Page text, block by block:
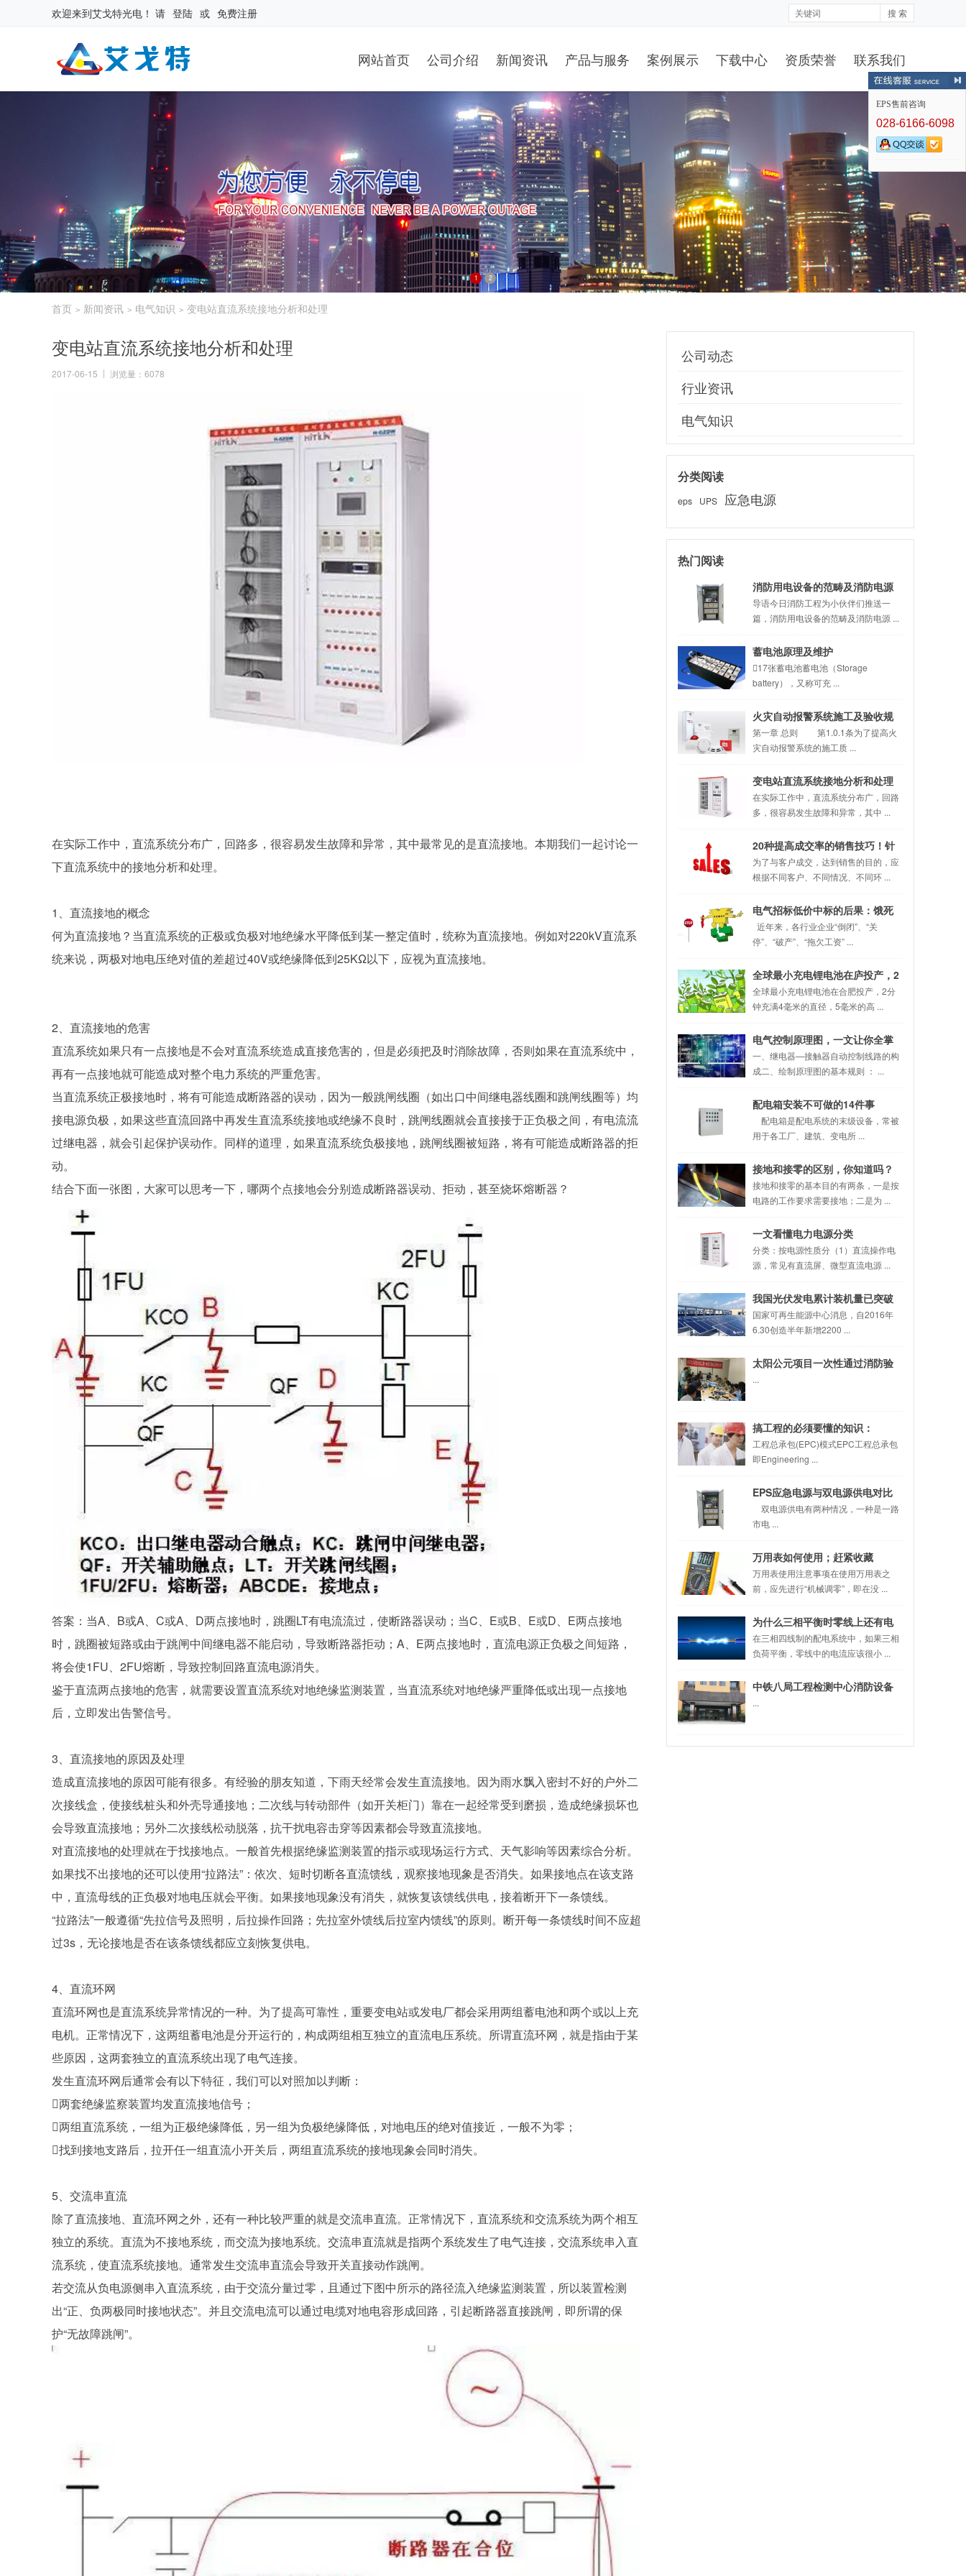
欢迎来到艾戈特光电 ！ 请 登陆 或 免费注册 搜 索
网站首页 公司介绍 新闻资讯 产品与服务 案例展示 下载中心 资质荣誉 联系我们
1 2
首页 > 新闻资讯 > 电气知识 > 变电站直流系统接地分析和处理
变电站直流系统接地分析和处理
2017-06-15 浏览量：6078
在实际工作中，直流系统分布广，回路多，很容易发生故障和异常，其中最常见的是直流接地。本期我们一起讨论一
下直流系统中的接地分析和处理。
1、直流接地的概念
何为直流接地？当直流系统的正极或负极对地绝缘水平降低到某一整定值时，统称为直流接地。例如对220kV直流系
统来说，两极对地电压绝对值的差超过40V或绝缘降低到25KΩ以下，应视为直流接地。
2、直流接地的危害
直流系统如果只有一点接地是不会对直流系统造成直接危害的，但是必须把及时消除故障，否则如果在直流系统中，
再有一点接地就可能造成对整个电力系统的严重危害。
当直流系统正极接地时，将有可能造成断路器的误动，因为一般跳闸线圈（如出口中间继电器线圈和跳闸线圈等）均
接电源负极，如果这些直流回路中再发生直流系统接地或绝缘不良时，跳闸线圈就会直接接于正负极之间，有电流流
过继电器，就会引起保护误动作。同样的道理，如果直流系统负极接地，跳闸线圈被短路，将有可能造成断路器的拒
动。
结合下面一张图，大家可以思考一下，哪两个点接地会分别造成断路器误动、拒动，甚至烧坏熔断器？
答案：当A、B或A、C或A、D两点接地时，跳圈LT有电流流过，使断路器误动；当C、E或B、E或D、E两点接地
时，跳圈被短路或由于跳闸中间继电器不能启动，导致断路器拒动；A、E两点接地时，直流电源正负极之间短路，
将会使1FU、2FU熔断，导致控制回路直流电源消失。
鉴于直流两点接地的危害，就需要设置直流系统对地绝缘监测装置，当直流系统对地绝缘严重降低或出现一点接地
后，立即发出告警信号。
3、直流接地的原因及处理
造成直流接地的原因可能有很多。有经验的朋友知道，下雨天经常会发生直流接地。因为雨水飘入密封不好的户外二
次接线盒，使接线桩头和外壳导通接地；二次线与转动部件（如开关柜门）靠在一起经常受到磨损，造成绝缘损坏也
会导致直流接地；另外二次接线松动脱落，抗干扰电容击穿等因素都会导致直流接地。
对直流接地的处理就在于找接地点。一般首先根据绝缘监测装置的指示或现场运行方式、天气影响等因素综合分析。
如果找不出接地的还可以使用“拉路法”：依次、短时切断各直流馈线，观察接地现象是否消失。如果接地点在该支路
中，直流母线的正负极对地电压就会平衡。如果接地现象没有消失，就恢复该馈线供电，接着断开下一条馈线。
“拉路法”一般遵循“先拉信号及照明，后拉操作回路；先拉室外馈线后拉室内馈线”的原则。断开每一条馈线时间不应超
过3s，无论接地是否在该条馈线都应立刻恢复供电。
4、直流环网
直流环网也是直流系统异常情况的一种。为了提高可靠性，重要变电站或发电厂都会采用两组蓄电池和两个或以上充
电机。正常情况下，这两组蓄电池是分开运行的，构成两组相互独立的直流电压系统。所谓直流环网，就是指由于某
些原因，这两套独立的直流系统出现了电气连接。
发生直流环网后通常会有以下特征，我们可以对照加以判断：
两套绝缘监察装置均发直流接地信号；
两组直流系统，一组为正极绝缘降低，另一组为负极绝缘降低，对地电压的绝对值接近，一般不为零；
找到接地支路后，拉开任一组直流小开关后，两组直流系统的接地现象会同时消失。
5、交流串直流
除了直流接地、直流环网之外，还有一种比较严重的就是交流串直流。正常情况下，直流系统和交流系统为两个相互
独立的系统。直流为不接地系统，而交流为接地系统。交流串直流就是指两个系统发生了电气连接，交流系统串入直
流系统，使直流系统接地。通常发生交流串直流会导致开关直接动作跳闸。
若交流从负电源侧串入直流系统，由于交流分量过零，且通过下图中所示的路径流入绝缘监测装置，所以装置检测
出“正、负两极同时接地状态”。并且交流电流可以通过电缆对地电容形成回路，引起断路器直接跳闸，即所谓的保
护“无故障跳闸”。
公司动态
行业资讯
电气知识
分类阅读
eps UPS 应急电源
热门阅读
消防用电设备的范畴及消防电源
的基本要求，这些知识你学到了
嘛？
导语今日消防工程为小伙伴们推送一
篇，消防用电设备的范畴及消防电源 ...
蓄电池原理及维护
17张蓄电池蓄电池（Storage
battery），又称可充 ...
火灾自动报警系统施工及验收规
范！
第一章 总则 第1.0.1条为了提高火
灾自动报警系统的施工质 ...
变电站直流系统接地分析和处理
在实际工作中，直流系统分布广，回路
多，很容易发生故障和异常，其中 ...
20种提高成交率的销售技巧！针
对不同的客户灵活使用！
为了与客户成交，达到销售的目的，应
根据不同客户、不同情况、不同环 ...
电气招标低价中标的后果：饿死
同行、累死自己、坑死甲方！
近年来，各行业企业“倒闭”、“关
停”、“破产”、“拖欠工资” ...
全球最小充电锂电池在庐投产，2
分钟充满| 加油站变充电站，充电
还有这种操作？
全球最小充电锂电池在合肥投产，2分
钟充满4毫米的直径，5毫米的高 ...
电气控制原理图，一文让你全掌
握！
一、继电器—接触器自动控制线路的构
成二、绘制原理图的基本规则 ： ...
配电箱安装不可做的14件事
配电箱是配电系统的末级设备，常被
用于各工厂、建筑、变电所 ...
接地和接零的区别，你知道吗？
接地和接零的基本目的有两条，一是按
电路的工作要求需要接地；二是为 ...
一文看懂电力电源分类
分类：按电源性质分（1）直流操作电
源，常见有直流屏、微型直流电源 ...
我国光伏发电累计装机量已突破
100GW
国家可再生能源中心消息，自2016年
6.30创造半年新增2200 ...
太阳公元项目一次性通过消防验
收
...
搞工程的必须要懂的知识：
EPC、PMC、DB、DBB、CM、
BOT、PPP
工程总承包(EPC)模式EPC工程总承包
即Engineering ...
EPS应急电源与双电源供电对比
双电源供电有两种情况，一种是一路
市电 ...
万用表如何使用；赶紧收藏
万用表使用注意事项在使用万用表之
前，应先进行“机械调零”，即在没 ...
为什么三相平衡时零线上还有电
流？
在三相四线制的配电系统中，如果三相
负荷平衡，零线中的电流应该很小 ...
中铁八局工程检测中心消防设备
成功联调
...
EPS售前咨询
028-6166-6098